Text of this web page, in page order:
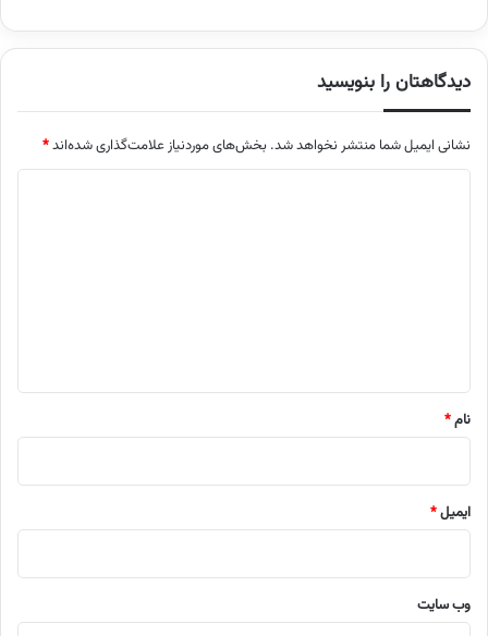
دیدگاهتان را بنویسید
نشانی ایمیل شما منتشر نخواهد شد. بخش‌های موردنیاز علامت‌گذاری شده‌اند*
نام*
ایمیل*
وب‌ سایت